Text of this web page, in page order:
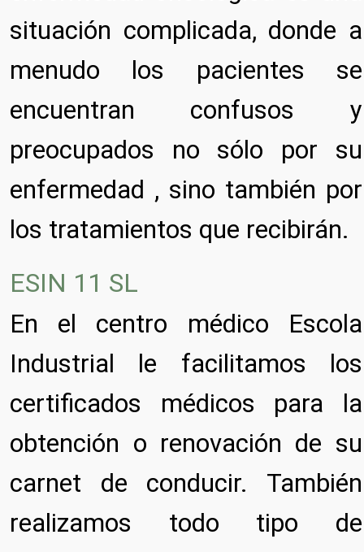
situación complicada, donde a
menudo los pacientes se
encuentran confusos y
preocupados no sólo por su
enfermedad , sino también por
los tratamientos que recibirán.
ESIN 11 SL
En el centro médico Escola
Industrial le facilitamos los
certificados médicos para la
obtención o renovación de su
carnet de conducir. También
realizamos todo tipo de